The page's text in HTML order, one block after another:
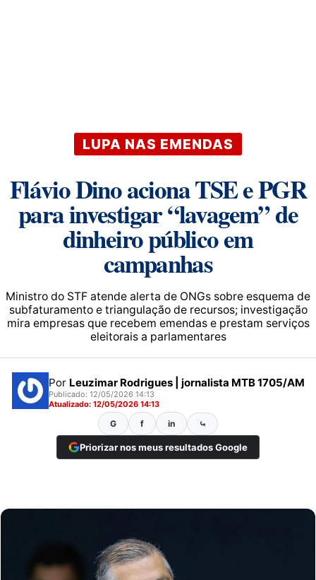
LUPA NAS EMENDAS
Flávio Dino aciona TSE e PGR
para investigar “lavagem” de
dinheiro público em
campanhas
Ministro do STF atende alerta de ONGs sobre esquema de
subfaturamento e triangulação de recursos; investigação
mira empresas que recebem emendas e prestam serviços
eleitorais a parlamentares
Por Leuzimar Rodrigues | jornalista MTB 1705/AM
Publicado: 12/05/2026 14:13
Atualizado: 12/05/2026 14:13
G f in ⤿
Priorizar nos meus resultados Google